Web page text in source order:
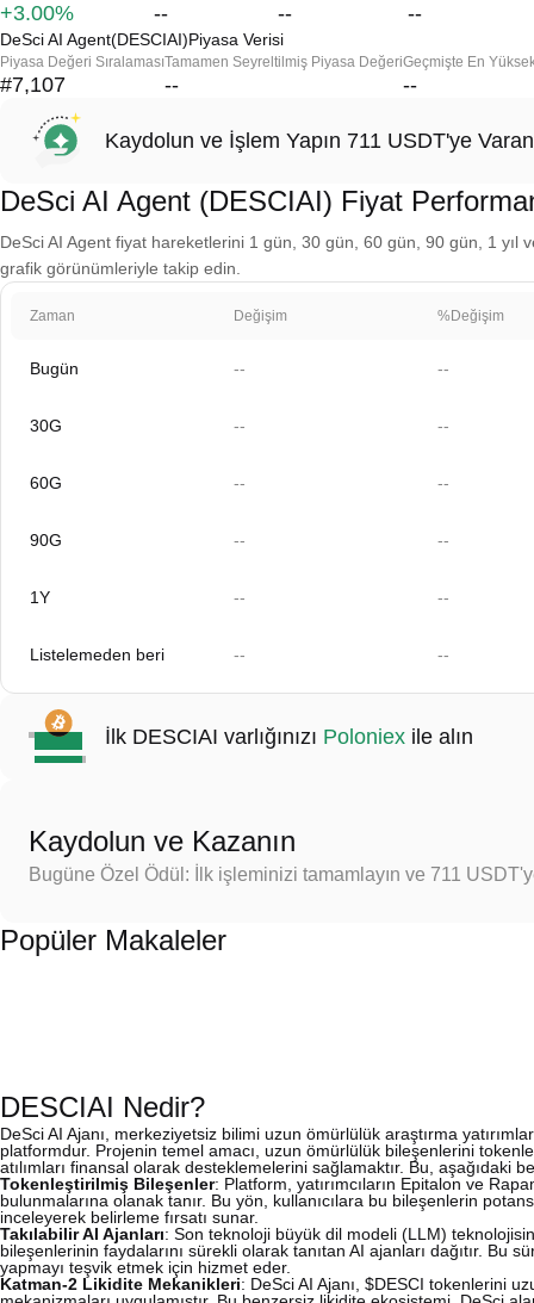
+3.00% -- -- --
DeSci AI Agent(DESCIAI)Piyasa Verisi
Piyasa Değeri Sıralaması
#7,107
Tamamen Seyreltilmiş Piyasa Değeri
--
Geçmişte En
--
Kaydolun ve İşlem Yapın 711 USDT'ye
DeSci AI Agent (DESCIAI) Fiyat
DeSci AI Agent fiyat hareketlerini 1 gün, 30 gün, 60 gün, 90 gün, 1
grafik görünümleriyle takip edin.
Zaman Değişim %Değişim
Bugün -- --
30G -- --
60G -- --
90G -- --
1Y -- --
Listelemeden beri -- --
İlk DESCIAI varlığınızı Poloniex ile alın
Kaydolun ve Kazanın
Bugüne Özel Ödül: İlk işleminizi tamamlayın ve 711
Popüler Makaleler
DESCIAI Nedir?
DeSci AI Ajanı, merkeziyetsiz bilimi uzun ömürlülük araştırma
platformdur. Projenin temel amacı, uzun ömürlülük bileşenlerini
atılımları finansal olarak desteklemelerini sağlamaktır. Bu, aşağıdaki
Tokenleştirilmiş Bileşenler: Platform, yatırımcıların Epitalon ve
bulunmalarına olanak tanır. Bu yön, kullanıcılara bu bileşenlerin
inceleyerek belirleme fırsatı sunar.
Takılabilir AI Ajanları: Son teknoloji büyük dil modeli (LLM)
bileşenlerinin faydalarını sürekli olarak tanıtan AI ajanları dağıtır. Bu
yapmayı teşvik etmek için hizmet eder.
Katman-2 Likidite Mekanikleri: DeSci AI Ajanı, $DESCI tokenlerini